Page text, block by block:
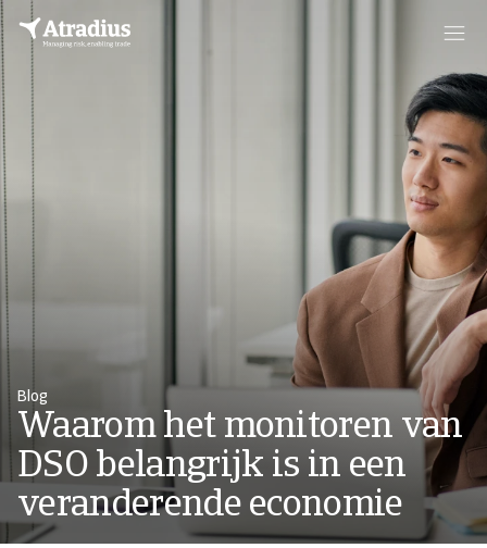
Blog
Waarom het monitoren van
DSO belangrijk is in een
veranderende economie